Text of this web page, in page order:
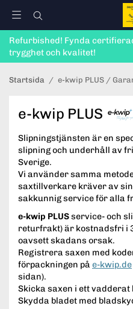
Refurbished! Fynda
trygghet och kvalitet!
Startsida / e-kwip PLUS /
e-kwip PLUS
Slipningstjänsten är en
slipning och underhåll av
Sverige.
Vi använder samma
saxtillverkare kräver av
sakkunnig service för alla
e-kwip PLUSservice- och
returfrakt) är kostnadsfri i
oavsett skadans orsak.
Registrera saxen med
förpackningen på e-kwip.de
sidan).
Skicka saxen i ett
Skydda bladet med